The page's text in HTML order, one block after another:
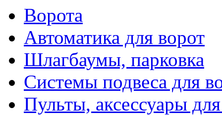
Ворота
Автоматика для ворот
Шлагбаумы, парковка
Системы подвеса для
Пульты, аксессуары